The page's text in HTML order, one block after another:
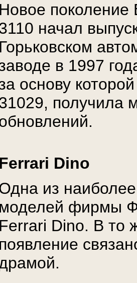
Новое поколение
начал
Горьковском
в 1997
основу
получила
Ferrari Dino
из
моделей фирмы
Ferrari Dino. В то
появление